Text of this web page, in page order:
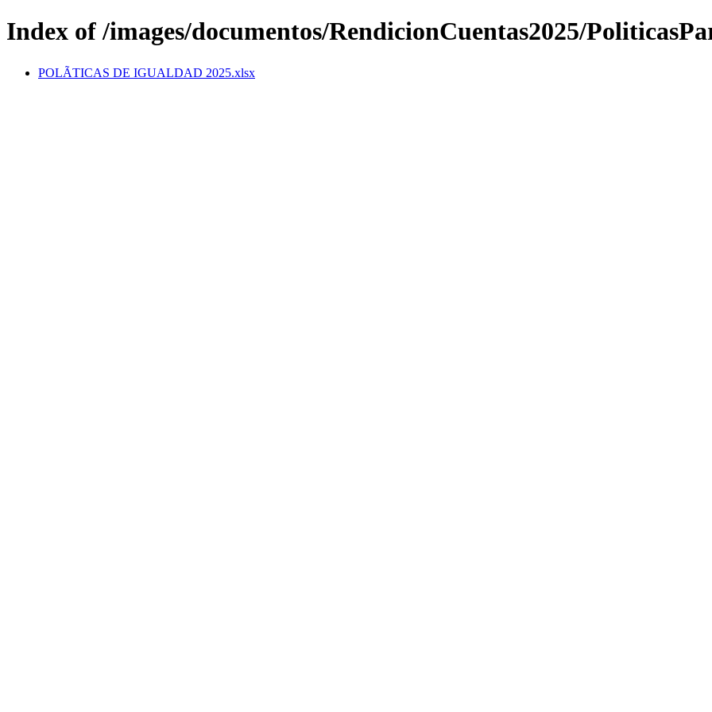
Index of /images/documentos/RendicionCuentas2025/
POLÃTICAS DE IGUALDAD 2025.xlsx